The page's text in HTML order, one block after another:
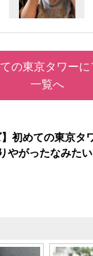
の東京タワー
一覧へ
初めての東京タ
やがったなみた